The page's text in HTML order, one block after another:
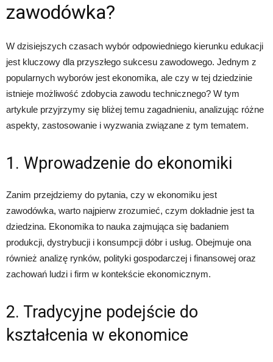
zawodówka?
W dzisiejszych czasach wybór odpowiedniego kierunku edukacji
jest kluczowy dla przyszłego sukcesu zawodowego. Jednym z
popularnych wyborów jest ekonomika, ale czy w tej dziedzinie
istnieje możliwość zdobycia zawodu technicznego? W tym
artykule przyjrzymy się bliżej temu zagadnieniu, analizując różne
aspekty, zastosowanie i wyzwania związane z tym tematem.
1. Wprowadzenie do ekonomiki
Zanim przejdziemy do pytania, czy w ekonomiku jest
zawodówka, warto najpierw zrozumieć, czym dokładnie jest ta
dziedzina. Ekonomika to nauka zajmująca się badaniem
produkcji, dystrybucji i konsumpcji dóbr i usług. Obejmuje ona
również analizę rynków, polityki gospodarczej i finansowej oraz
zachowań ludzi i firm w kontekście ekonomicznym.
2. Tradycyjne podejście do
kształcenia w ekonomice